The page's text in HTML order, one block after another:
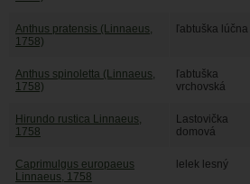
Anthus pratensis (Linnaeus,
1758)
ľabtuška lúčna
Anthus spinoletta (Linnaeus,
1758)
ľabtuška
vrchovská
Hirundo rustica Linnaeus,
1758
Lastovička
domová
Caprimulgus europaeus
Linnaeus, 1758
lelek lesný